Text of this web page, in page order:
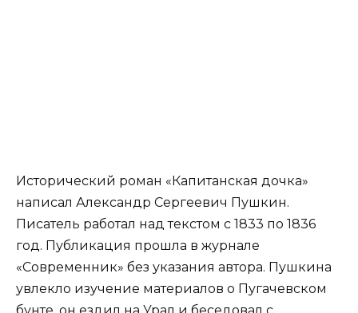
Исторический роман «Капитанская дочка»
написал Александр Сергеевич Пушкин.
Писатель работал над текстом с 1833 по 1836
год. Публикация прошла в журнале
«Современник» без указания автора. Пушкина
увлекло изучение материалов о Пугачевском